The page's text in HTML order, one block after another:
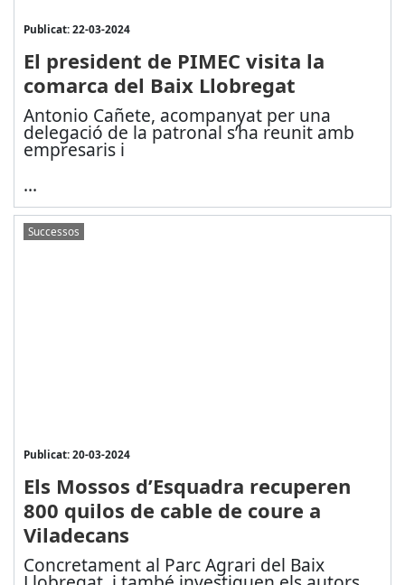
Publicat: 22-03-2024
El president de PIMEC visita la
comarca del Baix Llobregat
Antonio Cañete, acompanyat per una
delegació de la patronal s’ha reunit amb
empresaris i
...
Successos
Publicat: 20-03-2024
Els Mossos d’Esquadra recuperen
800 quilos de cable de coure a
Viladecans
Concretament al Parc Agrari del Baix